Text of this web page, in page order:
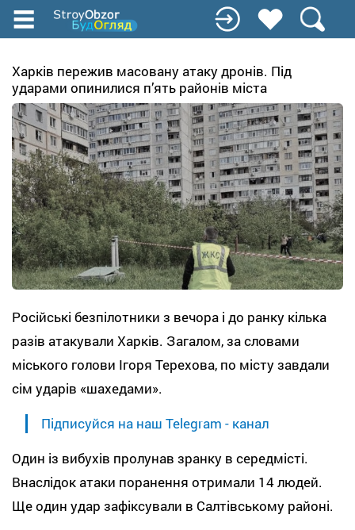
Перейти
до
вмісту
Харків пережив масовану атаку дронів. Під
ударами опинилися п’ять районів міста
Російські безпілотники з вечора і до ранку кілька
разів атакували Харків. Загалом, за словами
міського голови Ігоря Терехова, по місту завдали
сім ударів «шахедами».
Підписуйся на наш Telegram - канал
Один із вибухів пролунав зранку в середмісті.
Внаслідок атаки поранення отримали 14 людей.
Ще один удар зафіксували в Салтівському районі.